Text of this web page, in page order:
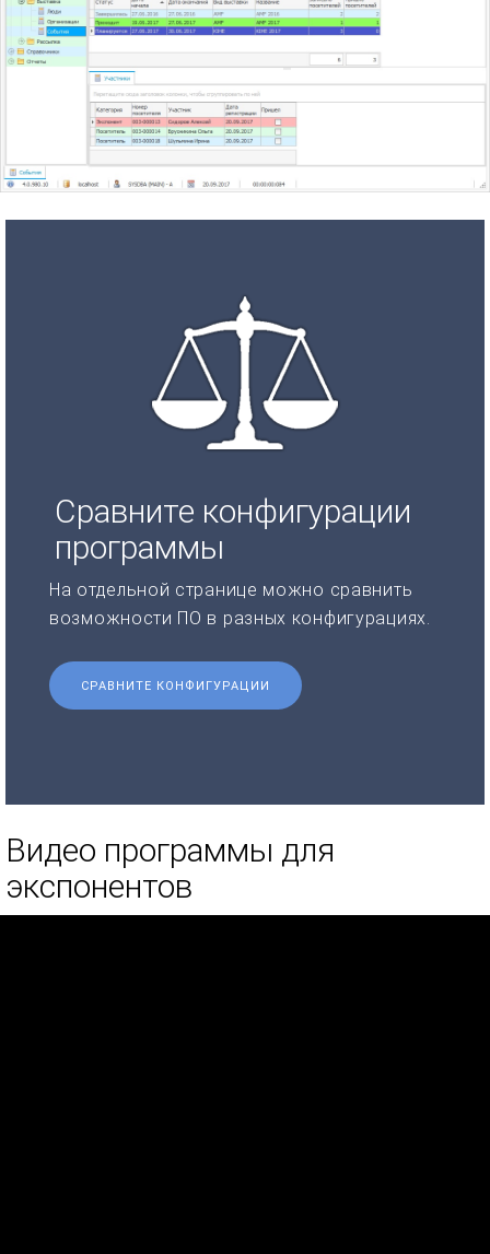
Сравните конфигурации
программы
На отдельной странице можно сравнить
возможности ПО в разных конфигурациях.
СРАВНИТЕ КОНФИГУРАЦИИ
Видео программы для
экспонентов